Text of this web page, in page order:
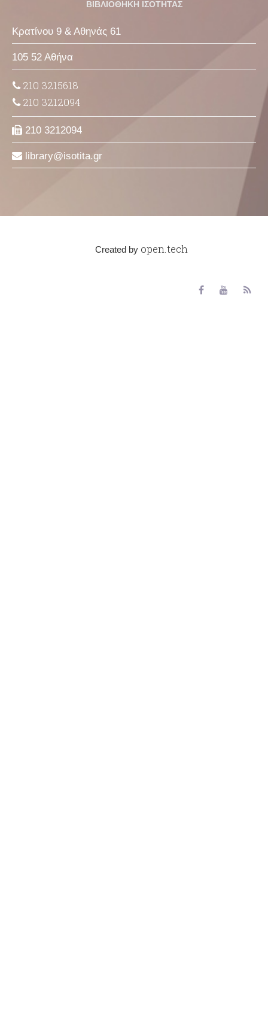
ΒΙΒΛΙΟΘΗΚΗ ΙΣΟΤΗΤΑΣ
Κρατίνου 9 & Αθηνάς 61
105 52 Αθήνα
210 3215618
210 3212094
210 3212094
library isotita gr
Created by open.tech